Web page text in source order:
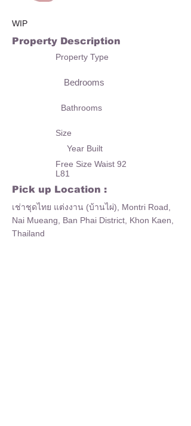
WIP
Property Description
Property Type
Bedrooms
Bathrooms
Size
Year Built
Free Size Waist 92
L81
Pick up Location :
เช่าชุดไทย แต่งงาน (บ้านไผ่), Montri Road,
Nai Mueang, Ban Phai District, Khon Kaen,
Thailand